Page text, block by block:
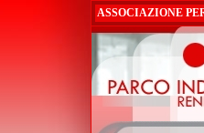
ASSOCIAZIONE